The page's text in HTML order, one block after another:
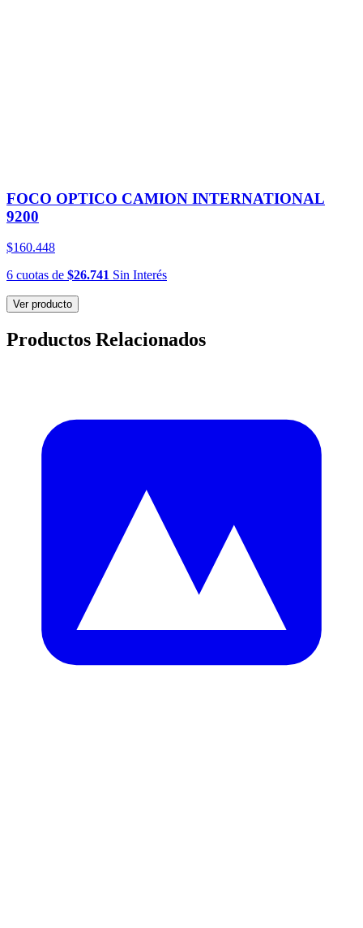
FOCO OPTICO CAMION INTERNATIONAL
9200
$160.448
6 cuotas de $26.741 Sin Interés
Ver producto
Productos Relacionados